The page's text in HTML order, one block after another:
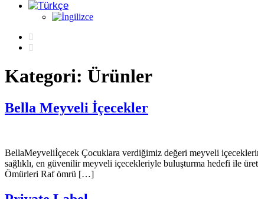
Kategori: Ürünler
Bella Meyveli İçecekler
BellaMeyveliİçecek Çocuklara verdiğimiz değeri meyveli
sağlıklı, en güvenilir meyveli içecekleriyle buluşturma hedefi ile
Ömürleri Raf ömrü […]